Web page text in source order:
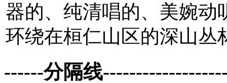
器的、纯清唱的、美婉动
环绕在桓仁山区的深山丛
------分隔线